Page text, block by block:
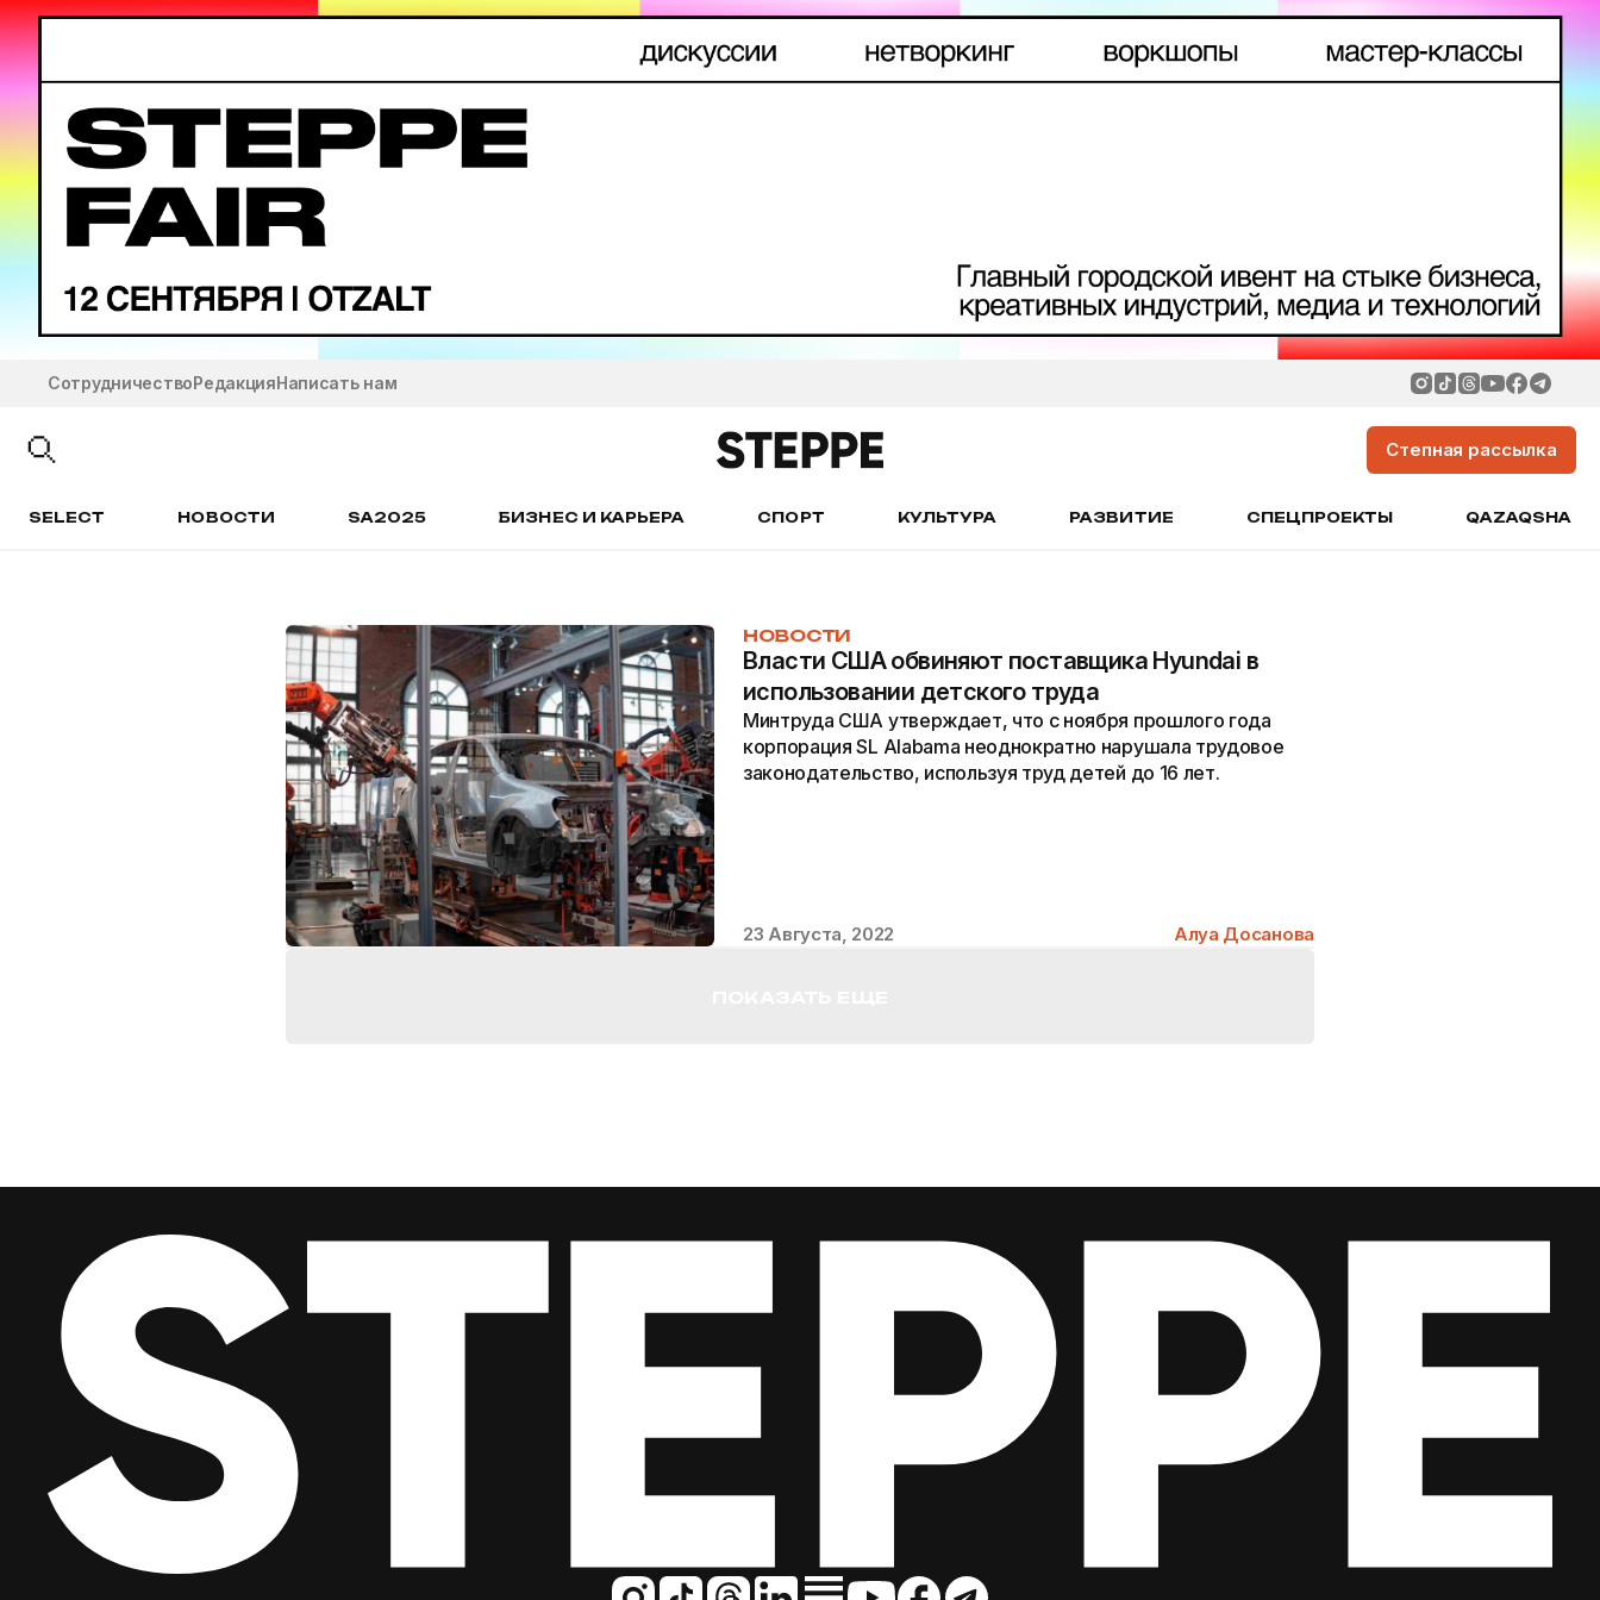
СотрудничествоРедакцияНаписать нам
Степная рассылка
SELECT НОВОСТИ SA2025 БИЗНЕС И КАРЬЕРА СПОРТ КУЛЬТУРА РАЗВИТИЕ СПЕЦПРОЕКТЫ QAZAQSHA
НОВОСТИ
Власти США обвиняют поставщика Hyundai в
использовании детского труда
Минтруда США утверждает, что с ноября прошлого года
корпорация SL Alabama неоднократно нарушала трудовое
законодательство, используя труд детей до 16 лет.
23 Августа, 2022 Алуа Досанова